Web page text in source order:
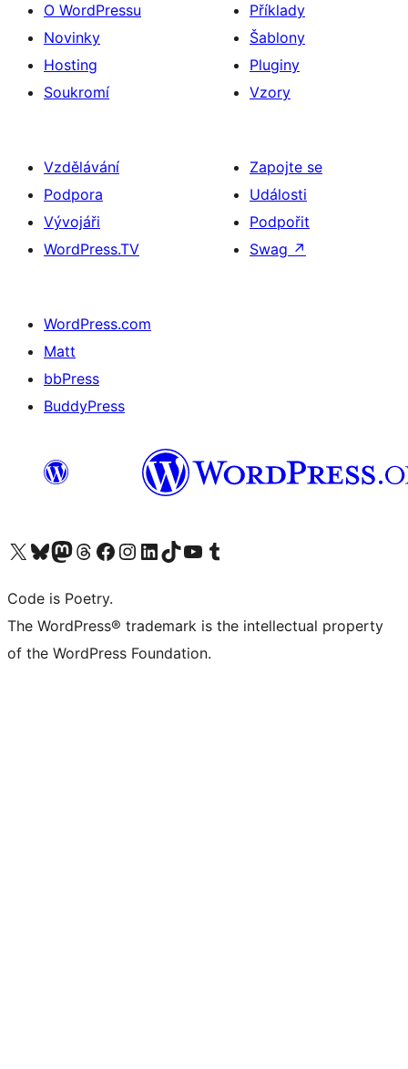
O WordPressu
Novinky
Hosting
Soukromí
Příklady
Šablony
Pluginy
Vzory
Vzdělávání
Podpora
Vývojáři
WordPress.TV
Zapojte se
Události
Podpořit
Swag ↗
WordPress.com
Matt
bbPress
BuddyPress
Navštivte náš účet na X (dříve Twitter)
Navštivte náš Bluesky účetNavštivte náš účet Mastodon
Navštivte náš Threads účetNavštivte naši stránku na Facebooku
Navštivte náš Instagram účetNavštivte náš LinkedIn účetNavštivte náš TikTok účetNavštivte náš YouTube kanálNavštivte náš Tumblr účet
Code is Poetry.
The WordPress® trademark is the intellectual property
of the WordPress Foundation.